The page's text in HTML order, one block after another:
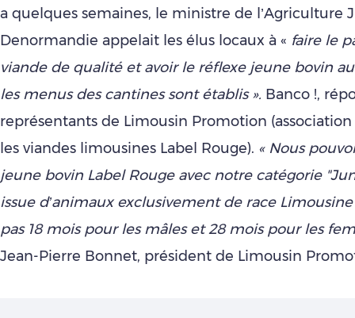
a quelques semaines, le ministre de l’Agriculture
Denormandie appelait les élus locaux à « faire le
viande de qualité et avoir le réflexe jeune bovin
les menus des cantines sont établis ». Banco !,
représentants de Limousin Promotion
les viandes limousines Label Rouge). « Nous
jeune bovin Label Rouge avec notre catégorie
issue d’animaux exclusivement de race
pas 18 mois pour les mâles et 28 mois pour les
Jean-Pierre Bonnet, président de Limousin